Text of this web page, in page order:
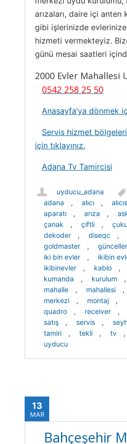
arızaları, daire içi anten
gibi işlerinizde
hizmeti vermekteyiz.
günü mesai saatleri
2000 Evler Mahallesi
0542 258 25 50
Anasayfa’ya dönmek
Servis hizmet
için tıklayınız.
Adana Tv Tamircisi
uyducu_adana
adana
, alıcı ,
aparatı
, arıza ,
çanak
, çiftli ,
dekoder
, diseqc ,
goldmaster
,
iki bin evler
, ikibin
ikibinevler
, kablo ,
kumanda
, kurulum ,
mahalle
, mahallesi ,
merkezi
, montaj ,
quadro
, receiver ,
satış
, servis ,
tamiri
, tekli , tv ,
uyducu
13
MAR
Bahçeşehir